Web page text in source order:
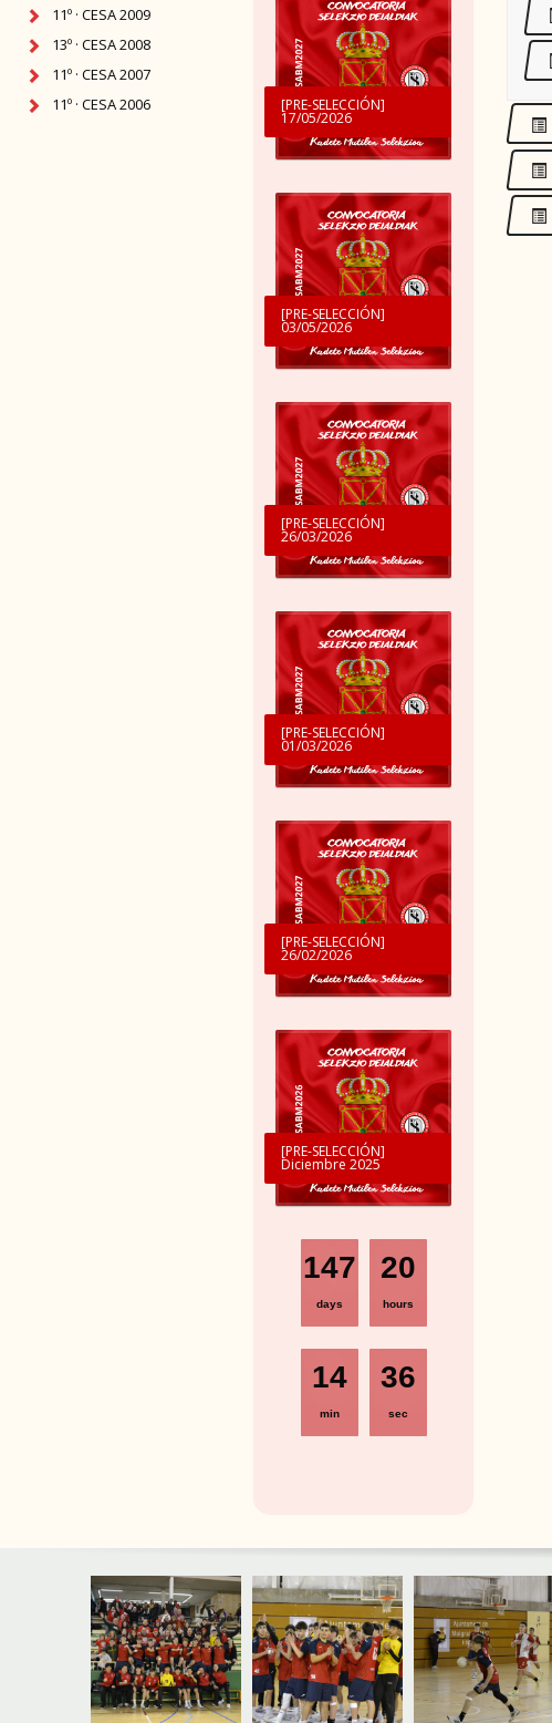
11º · CESA 2009
13º · CESA 2008
11º · CESA 2007
11º · CESA 2006
[PRE-SELECCIÓN]
17/05/2026
[PRE-SELECCIÓN]
03/05/2026
[PRE-SELECCIÓN]
26/03/2026
[PRE-SELECCIÓN]
01/03/2026
[PRE-SELECCIÓN]
26/02/2026
[PRE-SELECCIÓN]
Diciembre 2025
147
days
20
hours
14
min
35
sec